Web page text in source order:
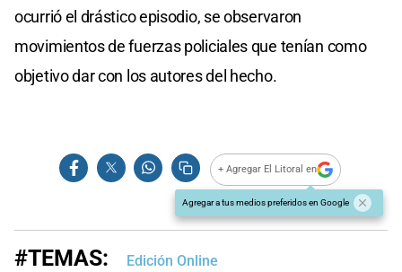
ocurrió el drástico episodio, se observaron
movimientos de fuerzas policiales que tenían como
objetivo dar con los autores del hecho.
+ Agregar El Litoral en
Agregar a tus medios preferidos en Google
#TEMAS: Edición Online